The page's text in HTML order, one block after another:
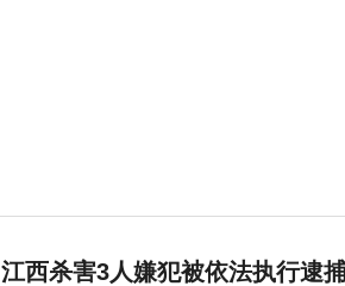
江西杀害3人嫌犯被依法执行逮